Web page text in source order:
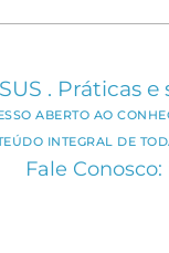
. Práticas
ABERTO AO
INTEGRAL DE
Fale